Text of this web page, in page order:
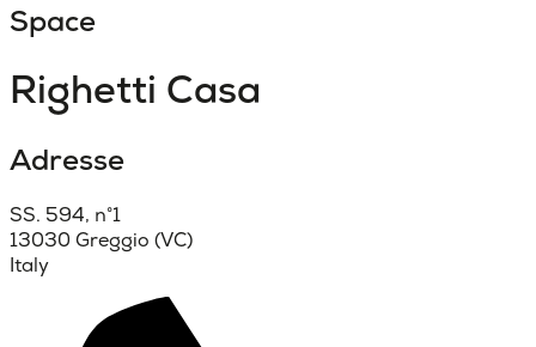
Space
Righetti Casa
Adresse
SS. 594, n°1
13030 Greggio (VC)
Italy